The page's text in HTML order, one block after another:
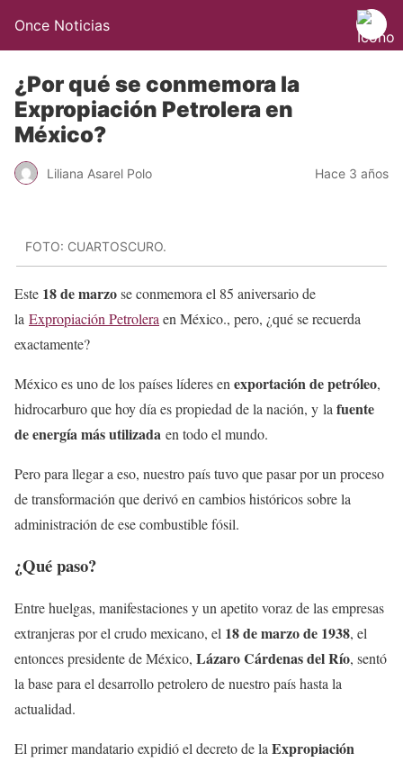
Once Noticias
¿Por qué se conmemora la
Expropiación Petrolera en
México?
Liliana Asarel Polo Hace 3 años
FOTO: CUARTOSCURO.
Este 18 de marzose conmemora el 85 aniversario de
la Expropiación Petrolera en México., pero, ¿qué se recuerda
exactamente?
México es uno de los países líderes en exportación de petróleo,
hidrocarburo que hoy día es propiedad de la nación, y la fuente
de energía más utilizada en todo el mundo.
Pero para llegar a eso, nuestro país tuvo que pasar por un proceso
de transformación que derivó en cambios históricos sobre la
administración de ese combustible fósil.
¿Qué paso?
Entre huelgas, manifestaciones y un apetito voraz de las empresas
extranjeras por el crudo mexicano, el 18 de marzo de 1938, el
entonces presidente de México, Lázaro Cárdenas del Río, sentó
la base para el desarrollo petrolero de nuestro país hasta la
actualidad.
El primer mandatario expidió el decreto de la Expropiación